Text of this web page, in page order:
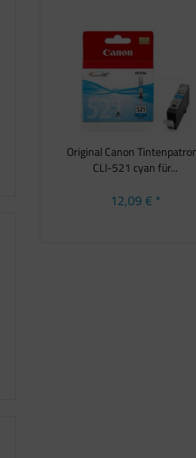
Original Canon
CLI-521 cyan für...
12,09 € *